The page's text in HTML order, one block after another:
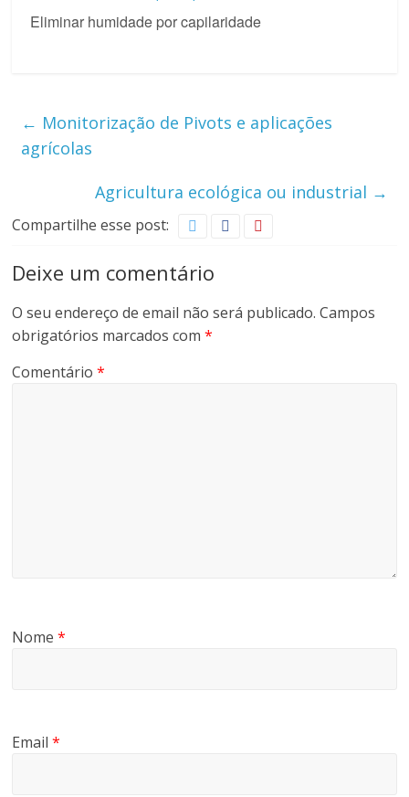
Eliminar humidade por capilaridade
← Monitorização de Pivots e aplicações
agrícolas
Agricultura ecológica ou industrial →
Compartilhe esse post:
Deixe um comentário
O seu endereço de email não será publicado. Campos
obrigatórios marcados com*
Comentário*
Nome*
Email*